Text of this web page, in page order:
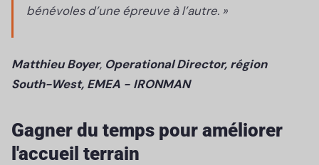
bénévoles d’une épreuve à l’autre. »
Matthieu Boyer, Operational Director, région
South-West, EMEA - IRONMAN
Gagner du temps pour améliorer
l'accueil terrain